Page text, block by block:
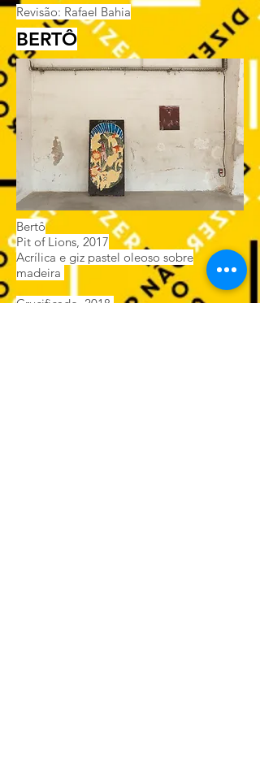
BERTÔ
Revisão: Rafael Bahia
Bertô
Pit of Lions, 2017
Acrílica e giz pastel oleoso sobre
madeira
Crucificado, 2018